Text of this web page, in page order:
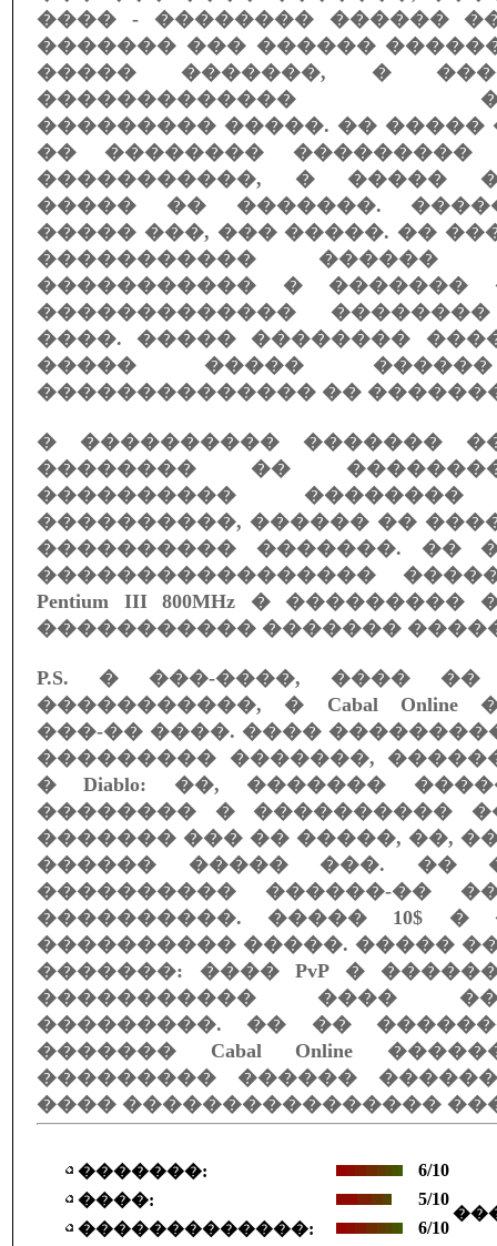
���� - �������� ������
������� ��� ������
����� �������, �
�������������
��������� �����. �� �����
�� �������� ���������
�����������, � �����
����� �� �������.
����� ���, ��� �����. �� ���
����������� ������
����������� � �������
�������������
����. ����� ��������
����� �����
�������������� ��
� ���������� �������
�������� ��
����������
����������, ������ ��
���������� �������. ��
�����������������
Pentium III 800MHz �
����������� �������
P.S. � ���-����, ����
�����������, � Cabal Online
���-�� ����. ����
��������� �������,
� Diablo: ��, �������
�������� � ����������
������� ��� �� �����, ��,
������ ����� ���. ��
���������� ������-��
����������. ����� 10$ �
���������� �����. �����
�������: ���� PvP �
����������� ����
���������. �� ��
������� Cabal Online
��������� ������
���� ����������������
�������:
6/10
����:
5/10
�������������:
6/10